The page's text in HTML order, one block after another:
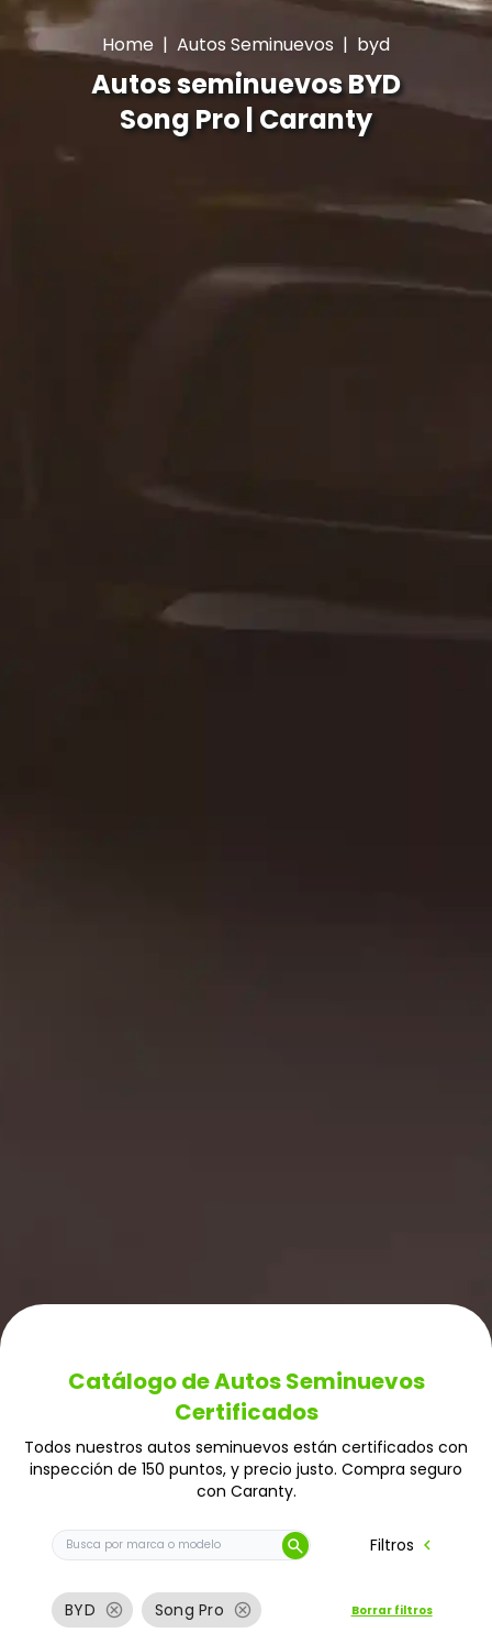
Home | Autos Seminuevos | byd
Autos seminuevos BYD
Song Pro | Caranty
Catálogo de Autos Seminuevos
Certificados
Todos nuestros autos seminuevos están certificados con
inspección de 150 puntos, y precio justo. Compra seguro
con Caranty.
Buscar auto por marca o modelo
search Filtros chevron_left
BYD cancel Song Pro cancel Borrar filtros